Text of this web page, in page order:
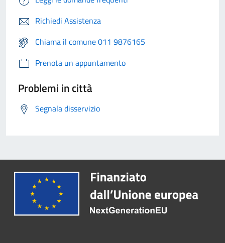
Richiedi Assistenza
Chiama il comune 011 9876165
Prenota un appuntamento
Problemi in città
Segnala disservizio